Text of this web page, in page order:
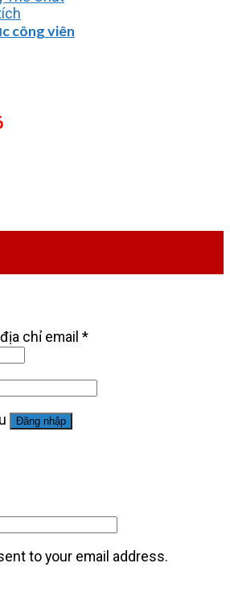
công viên
chỉ email *
Đăng nhập
to your email address.